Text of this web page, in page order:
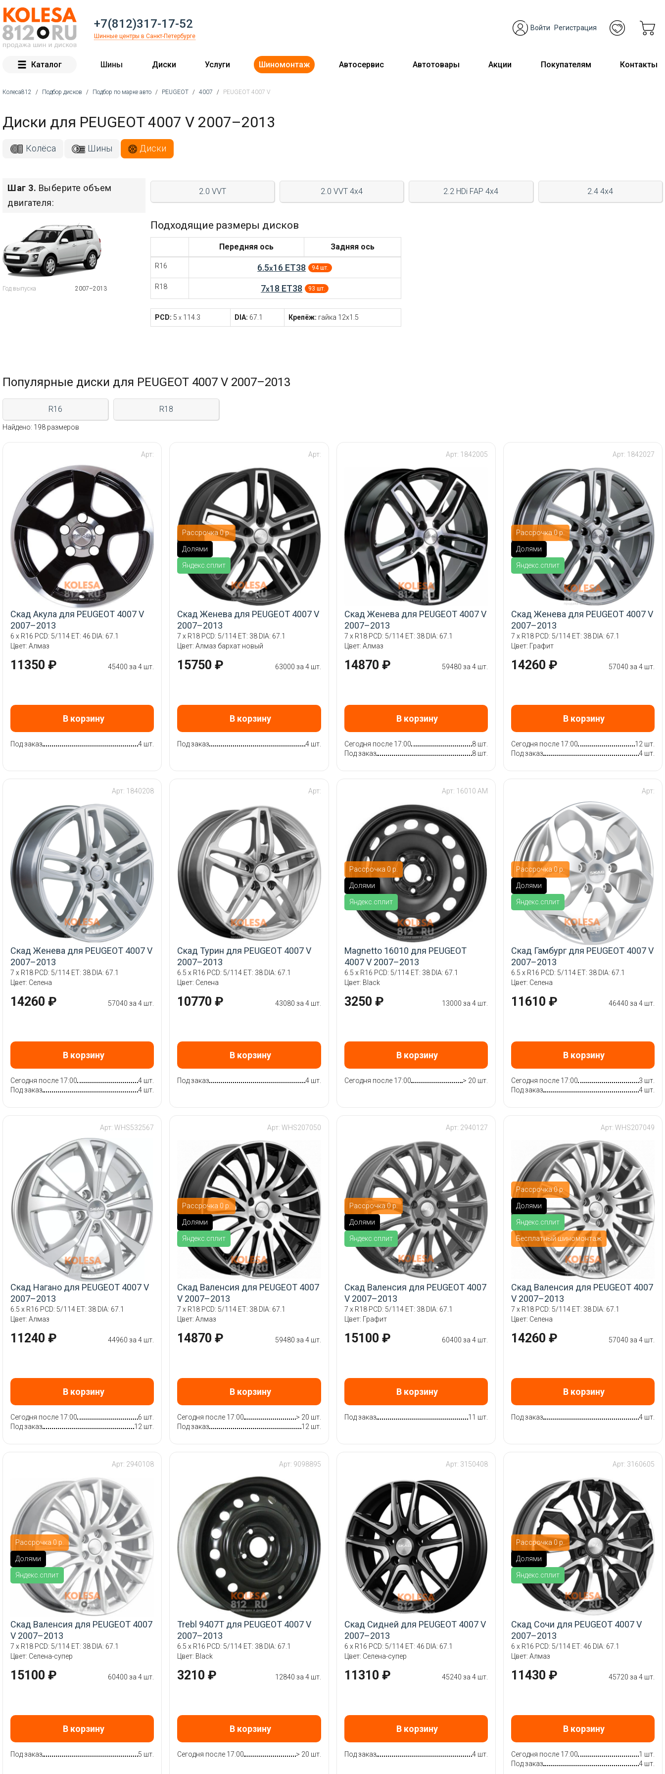
+7(812)317-17-52
Шинные центры в Санкт-Петербурге
Войти Регистрация
Каталог Шины Диски Услуги Шиномонтаж Автосервис Автотовары Акции Покупателям Контакты
Колеса812 / Подбор дисков / Подбор по марке авто / PEUGEOT / 4007 / PEUGEOT 4007 V
Диски для PEUGEOT 4007 V 2007–2013
Колёса Шины Диски
Шаг 3. Выберите объем
двигателя:
Год выпуска 2007–2013
2.0 VVT 2.0 VVT 4x4 2.2 HDi FAP 4x4 2.4 4x4
Подходящие размеры дисков
Передняя ось Задняя ось
R16 6.5x16 ET38 94 шт.
R18 7x18 ET38 93 шт.
PCD: 5 x114.3 DIA: 67.1 Крепёж: гайка 12x1.5
Популярные диски для PEUGEOT 4007 V 2007–2013
R16 R18
Найдено: 198 размеров
Арт:
Скад Акула для PEUGEOT 4007 V
2007–2013
6 x R16 PCD: 5/114 ET: 46 DIA: 67.1
Цвет: Алмаз
11350 ₽ 45400 за 4 шт.
В корзину
Под заказ 4 шт.
Рассрочка 0 р.
Долями
Яндекс.сплит
Арт:
Скад Женева для PEUGEOT 4007 V
2007–2013
7 x R18 PCD: 5/114 ET: 38 DIA: 67.1
Цвет: Алмаз бархат новый
15750 ₽ 63000 за 4 шт.
В корзину
Под заказ 4 шт.
Арт: 1842005
Скад Женева для PEUGEOT 4007 V
2007–2013
7 x R18 PCD: 5/114 ET: 38 DIA: 67.1
Цвет: Алмаз
14870 ₽ 59480 за 4 шт.
В корзину
Сегодня после 17:00
8 шт.
Под заказ
8 шт.
Рассрочка 0 р.
Долями
Яндекс.сплит
Арт: 1842027
Скад Женева для PEUGEOT 4007 V
2007–2013
7 x R18 PCD: 5/114 ET: 38 DIA: 67.1
Цвет: Графит
14260 ₽ 57040 за 4 шт.
В корзину
Сегодня после 17:00
12 шт.
Под заказ
4 шт.
Арт: 1840208
Скад Женева для PEUGEOT 4007 V
2007–2013
7 x R18 PCD: 5/114 ET: 38 DIA: 67.1
Цвет: Селена
14260 ₽ 57040 за 4 шт.
В корзину
Сегодня после 17:00
4 шт.
Под заказ
4 шт.
Арт:
Скад Турин для PEUGEOT 4007 V
2007–2013
6.5 x R16 PCD: 5/114 ET: 38 DIA: 67.1
Цвет: Селена
10770 ₽ 43080 за 4 шт.
В корзину
Под заказ 4 шт.
Рассрочка 0 р.
Долями
Яндекс.сплит
Арт: 16010 AM
Magnetto 16010 для PEUGEOT
4007 V 2007–2013
6.5 x R16 PCD: 5/114 ET: 38 DIA: 67.1
Цвет: Black
3250 ₽ 13000 за 4 шт.
В корзину
Сегодня после 17:00 > 20 шт.
Рассрочка 0 р.
Долями
Яндекс.сплит
Арт:
Скад Гамбург для PEUGEOT 4007 V
2007–2013
6.5 x R16 PCD: 5/114 ET: 38 DIA: 67.1
Цвет: Селена
11610 ₽ 46440 за 4 шт.
В корзину
Сегодня после 17:00
3 шт.
Под заказ
4 шт.
Арт: WHS532567
Скад Нагано для PEUGEOT 4007 V
2007–2013
6.5 x R16 PCD: 5/114 ET: 38 DIA: 67.1
Цвет: Алмаз
11240 ₽ 44960 за 4 шт.
В корзину
Сегодня после 17:00
6 шт.
Под заказ
12 шт.
Рассрочка 0 р.
Долями
Яндекс.сплит
Арт: WHS207050
Скад Валенсия для PEUGEOT 4007
V 2007–2013
7 x R18 PCD: 5/114 ET: 38 DIA: 67.1
Цвет: Алмаз
14870 ₽ 59480 за 4 шт.
В корзину
Сегодня после 17:00
> 20 шт.
Под заказ
12 шт.
Рассрочка 0 р.
Долями
Яндекс.сплит
Арт: 2940127
Скад Валенсия для PEUGEOT 4007
V 2007–2013
7 x R18 PCD: 5/114 ET: 38 DIA: 67.1
Цвет: Графит
15100 ₽ 60400 за 4 шт.
В корзину
Под заказ 11 шт.
Рассрочка 0 р.
Долями
Яндекс.сплит
Бесплатный шиномонтаж
Арт: WHS207049
Скад Валенсия для PEUGEOT 4007
V 2007–2013
7 x R18 PCD: 5/114 ET: 38 DIA: 67.1
Цвет: Селена
14260 ₽ 57040 за 4 шт.
В корзину
Под заказ 4 шт.
Рассрочка 0 р.
Долями
Яндекс.сплит
Арт: 2940108
Скад Валенсия для PEUGEOT 4007
V 2007–2013
7 x R18 PCD: 5/114 ET: 38 DIA: 67.1
Цвет: Селена-супер
15100 ₽ 60400 за 4 шт.
В корзину
Под заказ 5 шт.
Арт: 9098895
Trebl 9407T для PEUGEOT 4007 V
2007–2013
6.5 x R16 PCD: 5/114 ET: 38 DIA: 67.1
Цвет: Black
3210 ₽ 12840 за 4 шт.
В корзину
Сегодня после 17:00 > 20 шт.
Арт: 3150408
Скад Сидней для PEUGEOT 4007 V
2007–2013
6 x R16 PCD: 5/114 ET: 46 DIA: 67.1
Цвет: Селена-супер
11310 ₽ 45240 за 4 шт.
В корзину
Под заказ 4 шт.
Рассрочка 0 р.
Долями
Яндекс.сплит
Арт: 3160605
Скад Сочи для PEUGEOT 4007 V
2007–2013
6 x R16 PCD: 5/114 ET: 46 DIA: 67.1
Цвет: Алмаз
11430 ₽ 45720 за 4 шт.
В корзину
Сегодня после 17:00
1 шт.
Под заказ
4 шт.